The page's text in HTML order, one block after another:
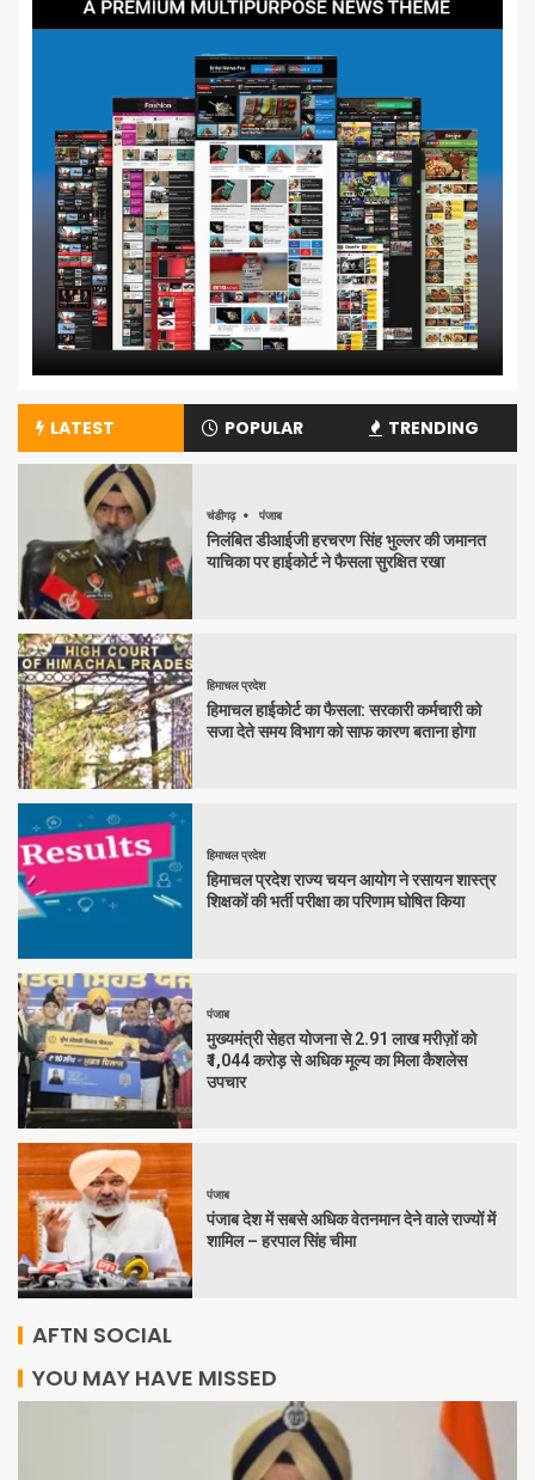
LATEST POPULAR TRENDING
चंडीगढ़ पंजाब
निलंबित डीआईजी हरचरण सिंह भुल्लर की जमानत
याचिका पर हाईकोर्ट ने फैसला सुरक्षित रखा
हिमाचल प्रदेश
हिमाचल हाईकोर्ट का फैसला: सरकारी कर्मचारी को
सजा देते समय विभाग को साफ कारण बताना होगा
हिमाचल प्रदेश
हिमाचल प्रदेश राज्य चयन आयोग ने रसायन शास्त्र
शिक्षकों की भर्ती परीक्षा का परिणाम घोषित किया
पंजाब
मुख्यमंत्री सेहत योजना से 2.91 लाख मरीज़ों को
₹1,044 करोड़ से अधिक मूल्य का मिला कैशलेस
उपचार
पंजाब
पंजाब देश में सबसे अधिक वेतनमान देने वाले राज्यों में
शामिल – हरपाल सिंह चीमा
AFTN SOCIAL
YOU MAY HAVE MISSED